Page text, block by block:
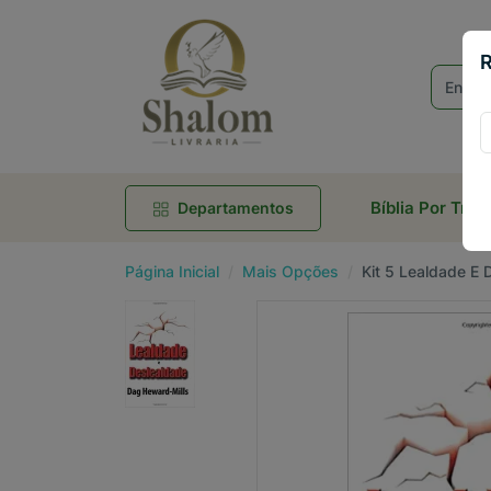
Departamentos Bíblia Por
Página Inicial Mais Opções Kit 5 Lealdade E